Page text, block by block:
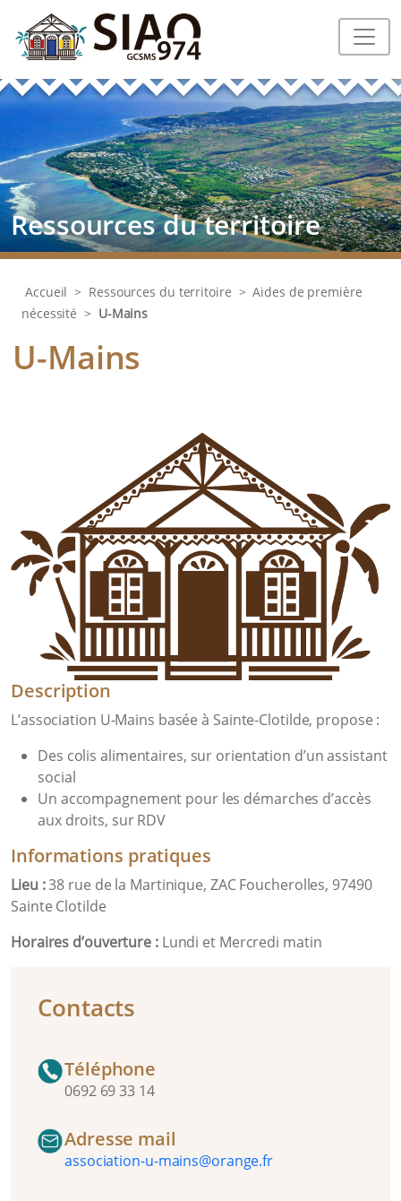
Ressources du territoire
Accueil > Ressources du territoire > Aides de première
nécessité > U-Mains
U-Mains
Description
L’association U-Mains basée à Sainte-Clotilde, propose :
Des colis alimentaires, sur orientation d’un assistant
social
Un accompagnement pour les démarches d’accès
aux droits, sur RDV
Informations pratiques
Lieu :38 rue de la Martinique, ZAC Foucherolles, 97490
Sainte Clotilde
Horaires d’ouverture : Lundi et Mercredi matin
Contacts
Téléphone
0692 69 33 14
Adresse mail
association-u-mains@orange.fr